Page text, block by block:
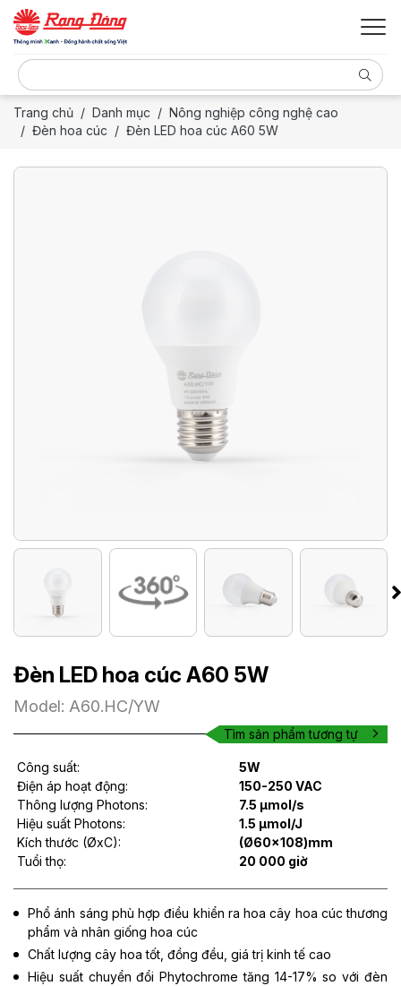
Trang chủ Danh mục
Nông nghiệp công nghệ cao
Đèn hoa cúc
Đèn LED hoa cúc A60 5W
Đèn LED hoa cúc A60 5W
Model: A60.HC/YW
Tìm sản phẩm tương tự
Công suất:
5W
Điện áp hoạt động:
150-250 VAC
Thông lượng Photons:
7.5 µmol/s
Hiệu suất Photons:
1.5 µmol/J
Kích thước (ØxC):
(Ø60x108)mm
Tuổi thọ:
20 000 giờ
Phổ ánh sáng phù hợp điều khiển ra hoa cây hoa cúc thương
phẩm và nhân giống hoa cúc
Chất lượng cây hoa tốt, đồng đều, giá trị kinh tế cao
Hiệu suất chuyển đổi Phytochrome tăng 14-17% so với đèn